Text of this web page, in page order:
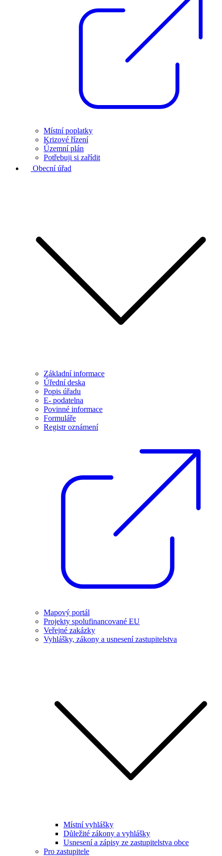
Místní poplatky
Krizové řízení
Územní plán
Potřebuji si zařídit
Obecní úřad
Základní informace
Úřední deska
Popis úřadu
E- podatelna
Povinné informace
Formuláře
Registr oznámení
Mapový portál
Projekty spolufinancované EU
Veřejné zakázky
Vyhlášky, zákony a usnesení zastupitelstva
Místní vyhlášky
Důležité zákony a vyhlášky
Usnesení a zápisy ze zastupitelstva obce
Pro zastupitele